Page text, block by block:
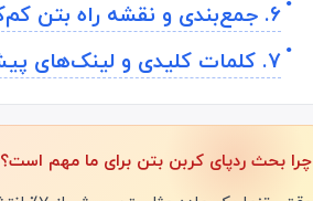
۶. جمع‌بندی و نقشه راه بتن کم‌کربن
۷. کلمات کلیدی و لینک‌های پیشنهادی
چرا بحث ردپای کربن بتن برای ما مهم است؟